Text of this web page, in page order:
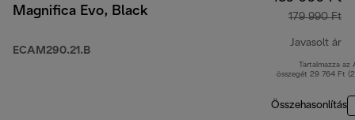
Magnifica Evo, Black
ECAM290.21.B
179 990 Ft
Javasolt ár
Tartalmazza az
összegét 29 764 Ft
Összehasonlítás